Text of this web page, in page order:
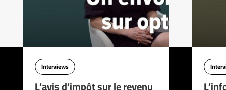
Interviews